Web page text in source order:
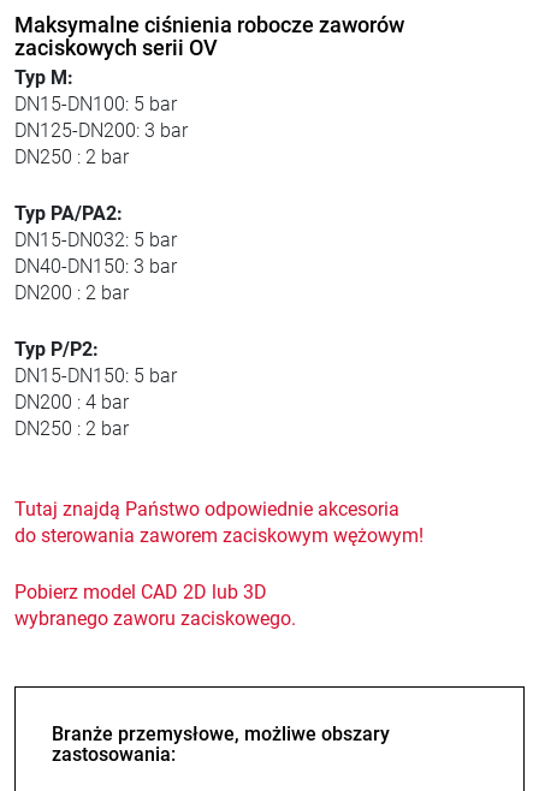
Maksymalne ciśnienia robocze zaworów
zaciskowych serii OV
Typ M:
DN15-DN100: 5 bar
DN125-DN200: 3 bar
DN250 : 2 bar
Typ PA/PA2:
DN15-DN032: 5 bar
DN40-DN150: 3 bar
DN200 : 2 bar
Typ P/P2:
DN15-DN150: 5 bar
DN200 : 4 bar
DN250 : 2 bar
Tutaj znajdą Państwo odpowiednie akcesoria
do sterowania zaworem zaciskowym wężowym!
Pobierz model CAD 2D lub 3D
wybranego zaworu zaciskowego.
Branże przemysłowe, możliwe obszary
zastosowania: